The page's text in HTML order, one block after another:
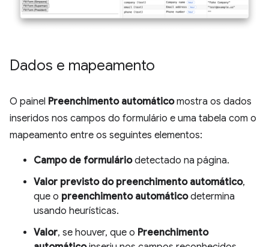
Dados e mapeamento
O painel Preenchimento automáticomostra os dados
inseridos nos campos do formulário e uma tabela com o
mapeamento entre os seguintes elementos:
Campo de formuláriodetectado na página.
Valor previsto do preenchimento automático,
que o preenchimento automáticodetermina
usando heurísticas.
Valor, se houver, que o Preenchimento